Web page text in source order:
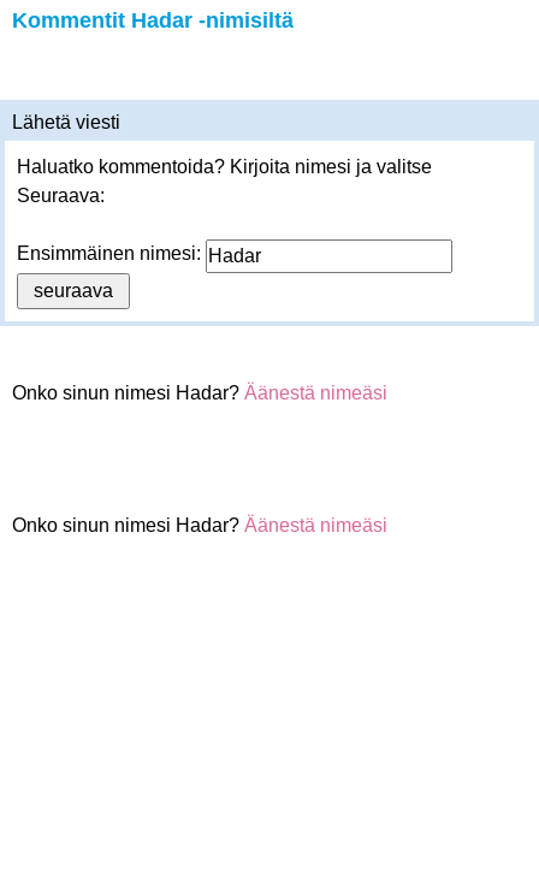
Kommentit Hadar -nimisiltä
Lähetä viesti
Haluatko kommentoida? Kirjoita nimesi ja valitse
Seuraava:
Ensimmäinen nimesi:
Onko sinun nimesi Hadar? Äänestä nimeäsi
Onko sinun nimesi Hadar? Äänestä nimeäsi